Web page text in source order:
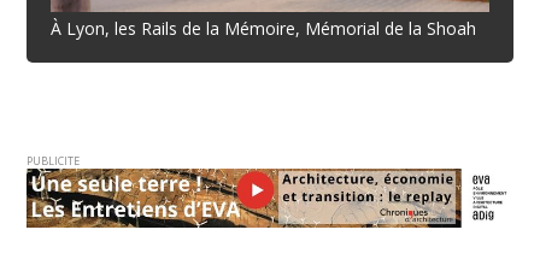
À Lyon, les Rails de la Mémoire, Mémorial de la Shoah
PUBLICITE